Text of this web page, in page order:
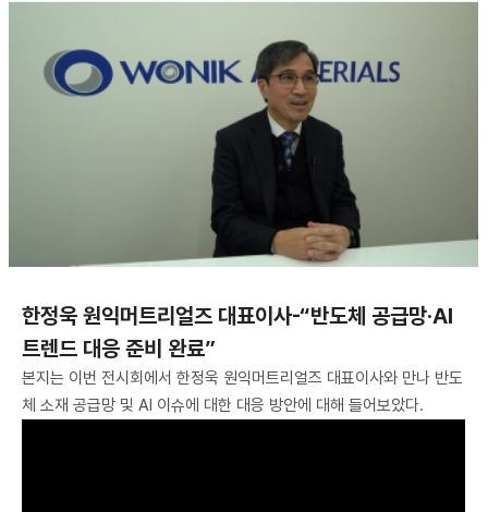
한정욱 원익머트리얼즈 대표이사-“반도체 공급망·AI
트렌드 대응 준비 완료”
본지는 이번 전시회에서 한정욱 원익머트리얼즈 대표이사와 만나 반도
체 소재 공급망 및 AI 이슈에 대한 대응 방안에 대해 들어보았다.